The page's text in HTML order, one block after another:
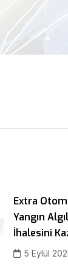
Extra
Yangın
İhalesini
5 Eylül